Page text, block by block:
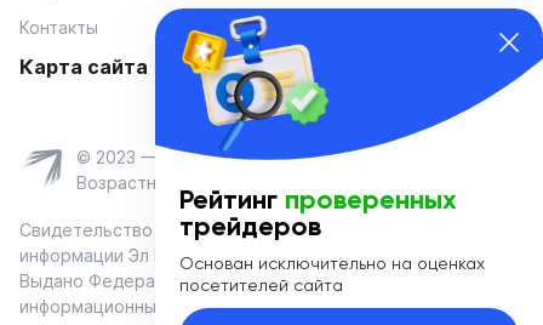
Контакты
Карта сайта
© 2023 — Coinmania
Возрастное ограничение 16+
Свидетельство о регистрации средства массовой
информации Эл № ФС 77-74908 от «25» января 2019 г.
Выдано Федеральной службой по надзору в сфере связи,
информационных технологий и массовых коммуникаций
Рейтинг проверенных
трейдеров
Основан исключительно на оценках
посетителей сайта